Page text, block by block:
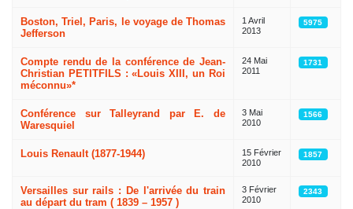
Boston, Triel, Paris, le voyage de Thomas
Jefferson
1 Avril
2013
5975
Compte rendu de la conférence de Jean-
Christian PETITFILS : «Louis XIII, un Roi
méconnu»*
24 Mai
2011
1731
Conférence sur Talleyrand par E. de
Waresquiel
3 Mai
2010
1566
Louis Renault (1877-1944)
15 Février
2010
1857
Versailles sur rails : De l'arrivée du train
au départ du tram ( 1839 – 1957 )
3 Février
2010
2343